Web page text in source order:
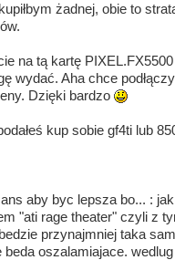
żadnej, obie to
na tą kartę
wydać. Aha chce
Dzięki bardzo
kup sobie gf4ti lub
aby byc lepsza bo... :
"ati rage theater" czyli z
przynajmniej taka
oszalamiajace.